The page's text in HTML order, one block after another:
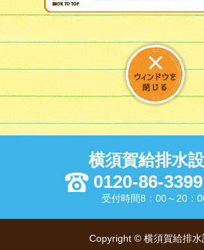
横須賀給排水
0120-86-3399
受付時間8：00～20：
Copyright © 横須賀給排水